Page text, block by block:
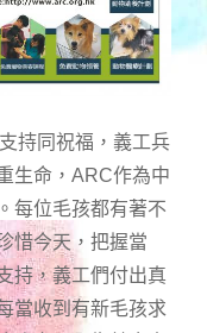
持同祝福，義工兵
生命，ARC作為中
每位毛孩都有著不
惜今天，把握當
持，義工們付出真
當收到有新毛孩求